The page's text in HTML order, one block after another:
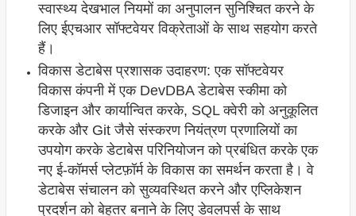
स्वास्थ्य देखभाल नियमों का अनुपालन सुनिश्चित करने के
लिए ईएचआर सॉफ्टवेयर विक्रेताओं के साथ सहयोग करते
हैं।
विकास डेटाबेस प्रशासक उदाहरण: एक सॉफ्टवेयर
विकास कंपनी में एक DevDBA डेटाबेस स्कीमा को
डिजाइन और कार्यान्वित करके, SQL क्वेरी को अनुकूलित
करके और Git जैसे संस्करण नियंत्रण प्रणालियों का
उपयोग करके डेटाबेस परिनियोजन को प्रबंधित करके एक
नए ई-कॉमर्स प्लेटफ़ॉर्म के विकास का समर्थन करता है। वे
डेटाबेस संचालन को सुव्यवस्थित करने और एप्लिकेशन
प्रदर्शन को बेहतर बनाने के लिए डेवलपर्स के साथ